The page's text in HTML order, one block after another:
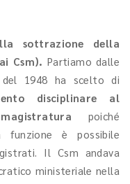
sottrazione della
Csm). Partiamo dalle
1948 ha scelto di
disciplinare al
poiché
funzione è possibile
Il Csm andava
ministeriale nella